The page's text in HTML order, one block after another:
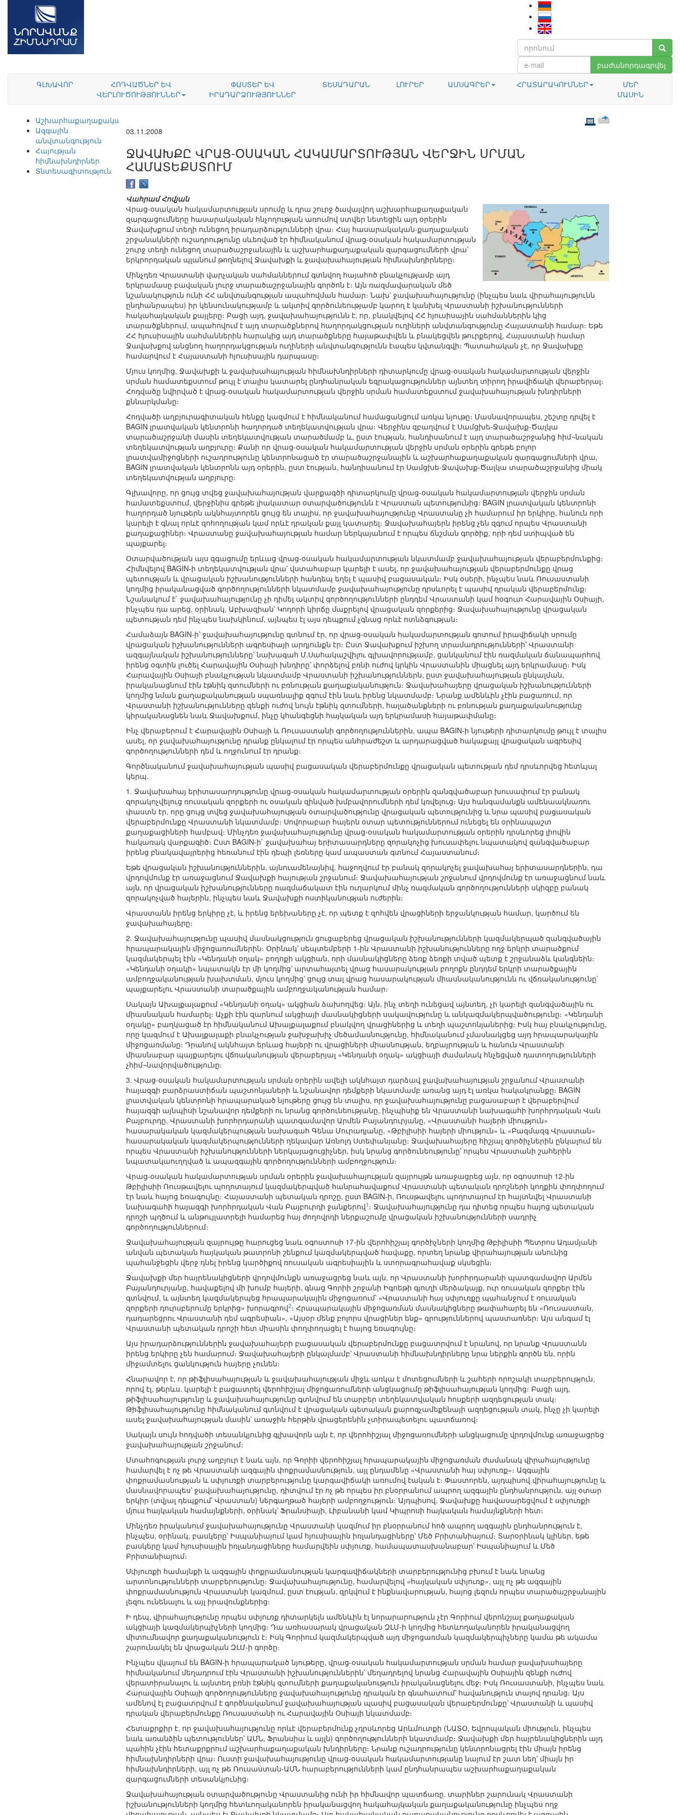
բաժանորդագրվել
ԳԼԽԱՎՈՐ
ՀՈԴՎԱԾՆԵՐ ԵՎ
ՎԵՐԼՈՒԾՈՒԹՅՈՒՆՆԵՐ
ՓԱՍՏԵՐ ԵՎ
ԻՐԱԴԱՐՁՈՒԹՅՈՒՆՆԵՐ
ՏԵՍԱԴԱՐԱՆ ԼՈՒՐԵՐ ԱՄՍԱԳՐԵՐ ՀՐԱՏԱՐԱԿՈՒՄՆԵՐ
ՄԵՐ
ՄԱՍԻՆ
Աշխարհաքաղաքականություն
Ազգային
անվտանգություն
Հայության
հիմնախնդիրներ
Տնտեսագիտություն
03.11.2008
ՋԱՎԱԽՔԸ ՎՐԱՑ-ՕՍԱԿԱՆ ՀԱԿԱՄԱՐՏՈՒԹՅԱՆ ՎԵՐՋԻՆ ՍՐՄԱՆ
ՀԱՄԱՏԵՔՍՏՈՒՄ
Վահրամ Հովյան
Վրաց-օսական հակամարտության սրումը և դրա շուրջ ծավալվող աշխարհաքաղաքական
զարգացումները հասարակական հնչողության առումով ստվեր նետեցին այդ օրերին
Ջավախքում տեղի ունեցող իրադարձությունների վրա։ Հայ հասարակական-քաղաքական
շրջանակների ուշադրությունը սևեռված էր հիմնականում վրաց-օսական հակամարտության
շուրջ տեղի ունեցող տարածաշրջանային և աշխարհաքաղաքական զարգացումների վրա՝
երկրորդական պլանում թողնելով Ջավախքի և ջավախահայության հիմնախնդիրները։
Մինչդեռ Վրաստանի վարչական սահմաններում գտնվող հայահոծ բնակչությամբ այդ
երկրամասը բավական լուրջ տարածաշրջանային գործոն է։ Այն ռազմավարական մեծ
նշանակություն ունի ՀՀ անվտանգության ապահովման համար։ Նախ՝ ջավախահայությունը (ինչպես նաև վիրահայությունն
ընդհանրապես) իր կենսունակությամբ և ակտիվ գործունեությամբ կարող է կանխել Վրաստանի իշխանությունների
հակահայկական քայլերը։ Բացի այդ, ջավախահայությունն է, որ, բնակվելով ՀՀ հյուսիսային սահմաններին կից
տարածքներում, ապահովում է այդ տարածքներով հաղորդակցության ուղիների անվտանգությունը Հայաստանի համար։ Եթե
ՀՀ հյուսիսային սահմաններին հարակից այդ տարածքները հայաթափվեն և բնակեցվեն թուրքերով, Հայաստանի համար
Ջավախքով անցնող հաղորդակցության ուղիների անվտանգությունն էապես կվտանգվի։ Պատահական չէ, որ Ջավախքը
համարվում է Հայաստանի հյուսիսային դարպասը։
Մյուս կողմից, Ջավախքի և ջավախահայության հիմնախնդիրների դիտարկումը վրաց-օսական հակամարտության վերջին
սրման համատեքստում թույլ է տալիս կատարել ընդհանրական եզրակացություններ այնտեղ տիրող իրավիճակի վերաբերյալ։
Հոդվածը նվիրված է վրաց-օսական հակամարտության վերջին սրման համատեքստում ջավախահայության խնդիրների
քննարկմանը։
Հոդվածի աղբյուրագիտական հենքը կազմում է հիմնականում համացանցում առկա նյութը։ Մասնավորապես, շեշտը դրվել է
BAGIN լրատվական կենտրոնի հաղորդած տեղեկատվության վրա։ Վերջինս զբաղվում է Սամցխե-Ջավախք-Ծալկա
տարածաշրջանի մասին տեղեկատվության տարածմամբ և, ըստ էության, հանդիսանում է այդ տարածաշրջանից հիմ¬նական
տեղեկատվության աղբյուրը։ Քանի որ վրաց-օսական հակամարտության վերջին սրման օրերին գրեթե բոլոր
լրատվամիջոցների ուշադրությունը կենտրոնացած էր տարածաշրջանային և աշխարհաքաղաքական զարգացումների վրա,
BAGIN լրատվական կենտրոնն այդ օրերին, ըստ էության, հանդիսանում էր Սամցխե-Ջավախք-Ծալկա տարածաշրջանից միակ
տեղեկատվության աղբյուրը։
Գլխավորը, որ ցույց տվեց ջավախահայության վարքագծի դիտարկումը վրաց-օսական հակամարտության վերջին սրման
համատեքստում, վերջինիս գրեթե լիակատար օտարվածությունն է Վրաստան պետությունից։ BAGIN լրատվական կենտրոնի
հաղորդած նյութերն ակնհայտորեն ցույց են տալիս, որ ջավախահայությունը Վրաստանը չի համարում իր երկիրը, հանուն որի
կարելի է գնալ որևէ զոհողության կամ որևէ դրական քայլ կատարել։ Ջավախահայերն իրենց չեն զգում որպես Վրաստանի
քաղաքացիներ։ Վրաստանը ջավախահայության համար ներկայանում է որպես ճնշման գործիք, որի դեմ ստիպված են
պայքարել։
Օտարվածության այս զգացումը երևաց վրաց-օսական հակամարտության նկատմամբ ջավախահայության վերաբերմունքից։
Հիմնվելով BAGIN-ի տեղեկատվության վրա՝ վստահաբար կարելի է ասել, որ ջավախահայության վերաբերմունքը վրաց
պետության և վրացական իշխանությունների հանդեպ եղել է պասիվ բացասական։ Իսկ օսերի, ինչպես նաև Ռուսաստանի
կողմից իրականացված գործողությունների նկատմամբ ջավախահայությունը դրսևորել է պասիվ դրական վերաբերմունք։
Նշանակում է` ջավախահայությունը չի դիմել ակտիվ գործողությունների ընդդեմ Վրաստանի կամ հօգուտ Հարավային Օսիայի,
ինչպես դա արեց, օրինակ, Աբխազիան՝ Կոդորի կիրճը մաքրելով վրացական զորքերից։ Ջավախահայությունը վրացական
պետության դեմ ինչպես նախկինում, այնպես էլ այս դեպքում չգնաց որևէ ոտնձգության։
Համաձայն BAGIN-ի՝ ջավախահայությունը գտնում էր, որ վրաց-օսական հակամարտության գոտում իրավիճակի սրումը
վրացական իշխանությունների ագրեսիայի արդյունքն էր։ Ըստ Ջավախքում իշխող տրամադրությունների՝ Վրաստանի
ազգայնական իշխանությունները՝ նախագահ Մ.Սահակաշվիլու գլխավորությամբ, ցանկանում էին ռազմական ճանապարհով
իրենց օգտին լուծել Հարավային Օսիայի խնդիրը՝ փորձելով բռնի ուժով կրկին Վրաստանին միացնել այդ երկրամասը։ Իսկ
Հարավային Օսիայի բնակչության նկատմամբ Վրաստանի իշխանություններն, ըստ ջավախահայության ընկալման,
իրականացնում էին էթնիկ զտումների ու բռնության քաղաքականություն։ Ջավախահայերը վրացական իշխանությունների
կողմից նման քաղաքականության սպառնալիք զգում էին նաև իրենց նկատմամբ։ Նրանք ամենևին չէին բացառում, որ
Վրաստանի իշխանությունները զենքի ուժով նույն էթնիկ զտումների, հալածանքների ու բռնության քաղաքականությունը
կիրականացնեն նաև Ջավախքում, ինչը կհանգեցնի հայկական այդ երկրամասի հայաթափմանը։
Ինչ վերաբերում է Հարավային Օսիայի և Ռուսաստանի գործողություններին, ապա BAGIN-ի նյութերի դիտարկումը թույլ է տալիս
ասել, որ ջավախահայությունը դրանք ընկալում էր որպես անհրաժեշտ և արդարացված հակաքայլ վրացական ագրեսիվ
գործողությունների դեմ և ողջունում էր դրանք։
Գործնականում ջավախահայության պասիվ բացասական վերաբերմունքը վրացական պետության դեմ դրսևորվեց հետևյալ
կերպ.
1. Ջավախահայ երիտասարդությունը վրաց-օսական հակամարտության օրերին զանգվածաբար խուսափում էր բանակ
զորակոչվելուց ռուսական զորքերի ու օսական զինված խմբավորումների դեմ կռվելուց։ Այս հանգամանքն ամենաակնառու
փաստն էր, որը ցույց տվեց ջավախահայության օտարվածությունը վրացական պետությունից և նրա պասիվ բացասական
վերաբերմունքը Վրաստանի նկատմամբ։ Սովորաբար հայերն օտար պետություններում ունեցել են օրինապաշտ
քաղաքացիների համբավ։ Մինչդեռ ջավախահայությունը վրաց-օսական հակամարտության օրերին դրսևորեց լիովին
հակառակ վարքագիծ։ Ըստ BAGIN-ի` ջավախահայ երիտասարդները զորակոչից խուսափելու նպատակով զանգվածաբար
իրենց բնակավայրերից հեռանում էին դեպի լեռները կամ ապաստան գտնում Հայաստանում։
Եթե վրացական իշխանություններին, այնուամենայնիվ, հաջողվում էր բանակ զորակոչել ջավախահայ երիտասարդներին, դա
վրդովմունք էր առաջացնում Ջավախքի հայության շրջանում։ Ջավախահայության շրջանում վրդովմունք էր առաջացնում նաև
այն, որ վրացական իշխանությունները ռազմաճակատ էին ուղարկում մինչ ռազմական գործողությունների սկիզբը բանակ
զորակոչված հայերին, ինչպես նաև Ջավախքի ոստիկանության ուժերին։
Վրաստանն իրենց երկիրը չէ, և իրենց երեխաները չէ, որ պետք է զոհվեն վրացիների երջանկության համար, կարծում են
ջավախահայերը։
2. Ջավախահայությունը պասիվ մասնակցություն ցուցաբերեց վրացական իշխանությունների կազմակերպած զանգվածային
հրապարակային միջոցառումներին։ Օրինակ՝ սեպտեմբերի 1-ին Վրաստանի իշխանությունները ողջ երկրի տարածքում
կազմակերպել էին «Կենդանի օղակ» բողոքի ակցիան, որի մասնակիցները ձեռք ձեռքի տված պետք է շրջանաձև կանգնեին։
«Կենդանի օղակի» նպատակն էր մի կողմից՝ արտահայտել վրաց հասարակության բողոքն ընդդեմ երկրի տարածքային
ամբողջականության խախտման, մյուս կողմից՝ ցույց տալ վրաց հասարակության միասնականությունն ու վճռականությունը`
պայքարելու Վրաստանի տարածքային ամբողջականության համար։
Սակայն Ախալքալաքում «Կենդանի օղակ» ակցիան ձախողվեց։ Այն, ինչ տեղի ունեցավ այնտեղ, չի կարելի զանգվածային ու
միասնական համարել։ Աչքի էին զարնում ակցիայի մասնակիցների սակավությունը և անկազմակերպվածությունը։ «Կենդանի
օղակը» բաղկացած էր հիմնականում Ախալքալաքում բնակվող վրացիներից և տեղի պաշտոնյաներից։ Իսկ հայ բնակչությունը,
որը կազմում է Ախալքալաքի բնակչության ջախջախիչ մեծամասնությունը, հիմնականում չմասնակցեց այդ հրապարակային
միջոցառմանը։ Դրանով ակնհայտ երևաց հայերի ու վրացիների միասնության, եղբայրության և հանուն Վրաստանի
միասնաբար պայքարելու վճռականության վերաբերյալ «Կենդանի օղակ» ակցիայի ժամանակ հնչեցված դատողությունների
չհիմ¬նավորվածությունը։
3. Վրաց-օսական հակամարտության սրման օրերին ավելի ակնհայտ դարձավ ջավախահայության շրջանում Վրաստանի
հայազգի բարձրաստիճան պաշտոնյաների և նշանավոր դեմքերի նկատմամբ առանց այդ էլ առկա հակակրանքը։ BAGIN
լրատվական կենտրոնի հրապարակած նյութերը ցույց են տալիս, որ ջավախահայությունը բացասաբար է վերաբերվում
հայազգի այնպիսի նշանավոր դեմքերի ու նրանց գործունեությանը, ինչպիսիք են Վրաստանի նախագահի խորհրդական Վան
Բայբուրդը, Վրաստանի խորհրդարանի պատգամավոր Արմեն Բայանդուրյանը, «Վրաստանի հայերի միություն»
հասարակական կազմակերպության նախագահ Գենա Մուրադյանը, «Թբիլիսիի հայերի միություն» և «Բազմազգ Վրաստան»
հասարակական կազմակերպությունների ղեկավար Առնոլդ Ստեփանյանը։ Ջավախահայերը հիշյալ գործիչներին ընկալում են
որպես Վրաստանի իշխանությունների ներկայացուցիչներ, իսկ նրանց գործունեությունը՝ որպես Վրաստանի շահերին
նպատակաուղղված և ապազգային գործողությունների ամբողջություն։
Վրաց-օսական հակամարտության սրման օրերին ջավախահայության զայրույթն առաջացրեց այն, որ օգոստոսի 12-ին
Թբիլիսիի Ռուսթավելու պողոտայում կազմակերպված հանրահավաքում Վրաստանի պետական դրոշների կողքին փողփողում
էր նաև հայոց եռագույնը։ Հայաստանի պետական դրոշը, ըստ BAGIN-ի, Ռուսթավելու պողոտայում էր հայտնվել Վրաստանի
նախագահի հայազգի խորհրդական Վան Բայբուրդի ջանքերով1 ։ Ջավախահայությունը դա դիտեց որպես հայոց պետական
դրոշի պղծում և անթույլատրելի համարեց հայ ժողովրդի ներքաշումը վրացական իշխանությունների սադրիչ
գործողություններում։
Ջավախահայության զայրույթը հարուցեց նաև օգոստոսի 17-ին վերոհիշյալ գործիչների կողմից Թբիլիսիի Պետրոս Ադամյանի
անվան պետական հայկական թատրոնի շենքում կազմակերպված հավաքը, որտեղ նրանք վիրահայության անունից
պահանջեցին վերջ դնել իրենց կարծիքով ռուսական ագրեսիային և ստորագրահավաք սկսեցին։
Ջավախքի մեր հայրենակիցների վրդովմունքն առաջացրեց նաև այն, որ Վրաստանի խորհրդարանի պատգամավոր Արմեն
Բայանդուրյանը, հավաքելով մի խումբ հայերի, գնաց Գորիի շրջանի Իգոեթի գյուղի մերձակայք, ուր ռուսական զորքեր էին
գտնվում, և այնտեղ կազմակերպեց հրապարակային միջոցառում՝ «Վրաստանի հայ սփյուռքը պահանջում է ռուսական
զորքերի դուրսբերումը երկրից» խորագրով2։ Հրապարակային միջոցառման մասնակիցները թափահարել են «Ռուսաստան,
դադարեցրու Վրաստանի դեմ ագրեսիան», «Այսօր մենք բոլորս վրացիներ ենք» գրություններով պաստառներ։ Այս անգամ էլ
Վրաստանի պետական դրոշի հետ միասին փողփողացել է հայոց եռագույնը։
Այս իրադարձություններին ջավախահայերի բացասական վերաբերմունքը բացատրվում է նրանով, որ նրանք Վրաստանն
իրենց երկիրը չեն համարում։ Ջավախահայերի ընկալմամբ՝ Վրաստանի հիմնախնդիրները նրա ներքին գործն են, որին
միջամտելու ցանկություն հայերը չունեն։
Հնարավոր է, որ թիֆլիսահայության և ջավախահայության միջև առկա է մոտեցումների և շահերի որոշակի տարբերություն,
որով էլ, թերևս, կարելի է բացատրել վերոհիշյալ միջոցառումների անցկացումը թիֆլիսահայության կողմից։ Բացի այդ,
թիֆլիսահայությունը և ջավախահայությունը գտնվում են տարբեր տեղեկատվական հոսքերի ազդեցության տակ։
Թիֆլիսահայությունը հիմնականում գտնվում է վրացական պետական քարոզչամեքենայի ազդեցության տակ, ինչը չի կարելի
ասել ջավախահայության մասին՝ առաջին հերթին վրացերենին չտիրապետելու պատճառով։
Սակայն սույն հոդվածի տեսանկյունից գլխավորն այն է, որ վերոհիշյալ միջոցառումների անցկացումը վրդովմունք առաջացրեց
ջավախահայության շրջանում։
Մտահոգության լուրջ աղբյուր է նաև այն, որ Գորիի վերոհիշյալ հրապարակային միջոցառման ժամանակ վիրահայությունը
համարվել է ոչ թե Վրաստանի ազգային փոքրամասնություն, այլ ընդամենը «Վրաստանի հայ սփյուռք»։ Ազգային
փոքրամասնության և սփյուռքի տարբերությունը կարգավիճակի առումով էական է։ Փաստորեն, այդպիսով վիրահայությունը և
մասնավորապես՝ ջավախահայությունը, դիտվում էր ոչ թե որպես իր բնօրրանում ապրող ազգային ընդհանրություն, այլ օտար
երկիր (տվյալ դեպքում՝ Վրաստան) ներգաղթած հայերի ամբողջություն։ Այդպիսով, Ջավախքը հավասարեցվում է սփյուռքի
մյուս հայկական համայնքների, օրինակ՝ Ֆրանսիայի, Լիբանանի կամ Կիպրոսի հայկական համայնքների հետ։
Մինչդեռ իրականում ջավախահայությունը Վրաստանի կազմում իր բնօրրանում հոծ ապրող ազգային ընդհանրություն է,
ինչպես, օրինակ, բասկերը՝ Իսպանիայում կամ հյուսիսային իռլանդացիները՝ Մեծ Բրիտանիայում։ Տարօրինակ կլիներ, եթե
բասկերը կամ հյուսիսային իռլանդացիները համարվեին սփյուռք, համապատասխանաբար՝ Իսպանիայում և Մեծ
Բրիտանիայում։
Սփյուռքի համայնքի և ազգային փոքրամասնության կարգավիճակների տարբերությունից բխում է նաև նրանց
արտոնությունների տարբերությունը։ Ջավախահայությունը, համարվելով «հայկական սփյուռք», այլ ոչ թե ազգային
փոքրամասնություն Վրաստանի կազմում, ըստ էության, զրկվում է ինքնավարության, հայոց լեզուն որպես տարածաշրջանային
լեզու ունենալու և այլ իրավունքներից։
Ի դեպ, վիրահայությունը որպես սփյուռք դիտարկելն ամենևին էլ նորարարություն չէր Գորիում վերոնշյալ քաղաքական
ակցիայի կազմակերպիչների կողմից։ Դա առհասարակ վրացական ԶԼՄ-ի կողմից հետևողականորեն իրականացվող
միտումնավոր քաղաքականություն է։ Իսկ Գորիում կազմակերպված այդ միջոցառման կազմակերպիչները կամա թե ակամա
շարունակել են վրացական ԶԼՄ-ի գործը։
Ինչպես վկայում են BAGIN-ի հրապարակած նյութերը, վրաց-օսական հակամարտության սրման համար ջավախահայերը
հիմնականում մեղադրում էին Վրաստանի իշխանություններին՝ մեղադրելով նրանց Հարավային Օսիային զենքի ուժով
վերատիրանալու և այնտեղ բռնի էթնիկ զտումների քաղաքականություն իրականացնելու մեջ։ Իսկ Ռուսաստանի, ինչպես նաև
Հարավային Օսիայի գործողությունները ջավախահայությունը դրական էր գնահատում՝ հավանություն տալով դրանց։ Այս
ամենով էլ բացատրվում է գործնականում ջավախահայության պասիվ բացասական վերաբերմունքը՝ Վրաստանի և պասիվ
դրական վերաբերմունքը Ռուսաստանի ու Հարավային Օսիայի նկատմամբ։
Հետաքրքիր է, որ ջավախահայությունը որևէ վերաբերմունք չդրսևորեց Արևմուտքի (ՆԱՏՕ, Եվրոպական միություն, ինչպես
նաև առանձին պետություններ՝ ԱՄՆ, Ֆրանսիա և այլն) գործողությունների նկատմամբ։ Ջավախքի մեր հայրենակիցներին այդ
պահին չէին հետաքրքրում աշխարհաքաղաքական խնդիրները։ Նրանք ուշադրությունը կենտրոնացրել էին միայն իրենց
հիմնախնդիրների վրա։ Ուստի ջավախահայությունը վրաց-օսական հակամարտությանը նայում էր շատ նեղ՝ միայն իր
հիմնախնդիրների, այլ ոչ թե Ռուսաստան-ԱՄՆ հարաբերությունների կամ ընդհանրապես աշխարհաքաղաքական
զարգացումների տեսանկյունից։
Ջավախահայության օտարվածությունը Վրաստանից ունի իր հիմնավոր պատճառը. տարիներ շարունակ Վրաստանի
իշխանությունների կողմից հետևողականորեն իրականացվող հակահայկական քաղաքականությունը ինչպես ողջ